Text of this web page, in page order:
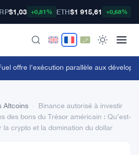
$1,03 +0,81% ETH$1 915,61 +0,68%
offre l'exécution parallèle aux
Altcoins
Binance autorisé à investir
des bons du Trésor américain : Qu’est-
la crypto et la domination du dollar